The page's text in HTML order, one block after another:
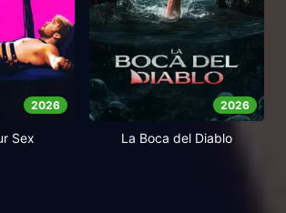
2026
Sex
2026
La Boca del Diablo